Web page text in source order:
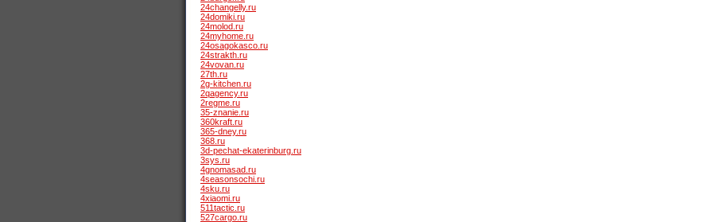
24changelly.ru
24domiki.ru
24molod.ru
24myhome.ru
24osagokasco.ru
24strakth.ru
24vovan.ru
27th.ru
2g-kitchen.ru
2qagency.ru
2regme.ru
35-znanie.ru
360kraft.ru
365-dney.ru
368.ru
3d-pechat-ekaterinburg.ru
3sys.ru
4gnomasad.ru
4seasonsochi.ru
4sku.ru
4xiaomi.ru
511tactic.ru
527cargo.ru